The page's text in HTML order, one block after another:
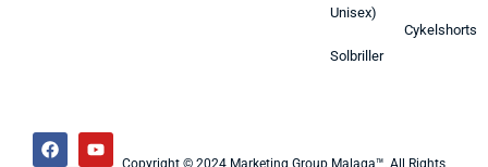
Unisex)
Solbriller
Cykelshorts
Copyright © 2024 Marketing Group Malaga™, All Rights